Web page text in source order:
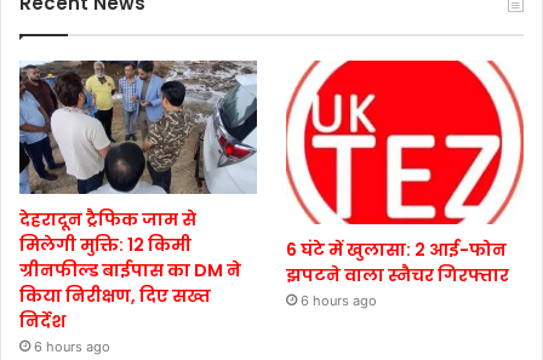
देहरादून ट्रैफिक जाम से
मिलेगी मुक्ति: 12 किमी
ग्रीनफील्ड बाईपास का DM ने
किया निरीक्षण, दिए सख्त
निर्देश
6 hours ago
6 घंटे में खुलासा: 2 आई-फोन
झपटने वाला स्नैचर गिरफ्तार
6 hours ago